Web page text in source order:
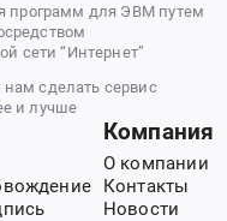
программ для ЭВМ путем
сети “Интернет”
сделать сервис
и лучше
Компания
О компании
Контакты
Новости